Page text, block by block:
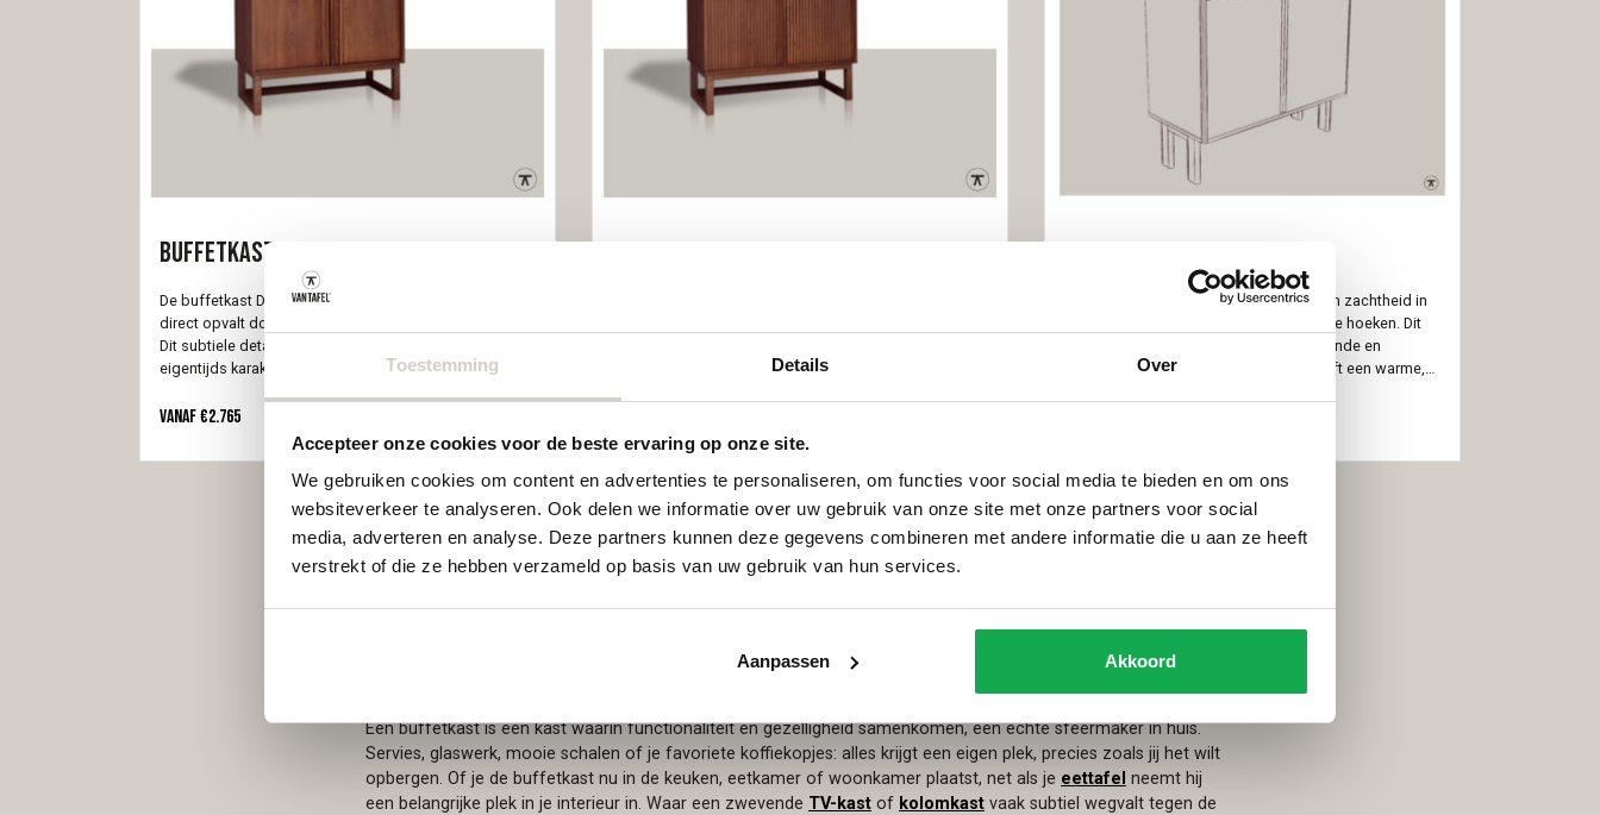
Toestemming Details Over
Accepteer onze cookies voor de beste ervaring op onze site.
We gebruiken cookies om content en advertenties te personaliseren, om functies voor social media te bieden en om ons
websiteverkeer te analyseren. Ook delen we informatie over uw gebruik van onze site met onze partners voor social
media, adverteren en analyse. Deze partners kunnen deze gegevens combineren met andere informatie die u aan ze heeft
verstrekt of die ze hebben verzameld op basis van uw gebruik van hun services.
Aanpassen Akkoord
Buffetkast Dudok
De buffetkast Dudok is een stijlvol meubelstuk dat
direct opvalt door het verfijnde lijnenspel in de fronten.
Dit subtiele detail geeft de kast extra diepte en een
eigentijds karakter. De buffetkast is uitgevoerd met vier
systeem, waardoor grepen overbodig zijn en het
ontwerp strak en modern blijft.
Let op! De hoogte die
wordt ingevuld is zonder onderstel. De hoogte van het
onderstel is 25cm. Bij de gekozen hoogte dient dus
25cm opgeteld te worden voor de daadwerkelijke hoogte
Vanaf€2.765
eiken of notenhout en is verkrijgbaar in verschillende
buffetkast hier samen.
Let op! De hoogte die wordt
ingevuld is zonder onderstel. De hoogte van het
onderstel is 25cm. Bij de gekozen hoogte dient dus
25cm opgeteld te worden voor de daadwerkelijke hoogte
De buffetkast Ronda brengt verfijning en zachtheid in
je interieur dankzij de subtiele afgeronde hoeken. Dit
tijdloze design sluit naadloos aan bij ronde en
organische vormen in je woning en geeft een warme,
25cm opgeteld te worden voor de daadwerkelijke hoogte
van de kast.
Jouw buffetkast op maat als sfeermaker
Een buffetkast is een kast waarin functionaliteit en gezelligheid samenkomen, een echte sfeermaker in huis.
Servies, glaswerk, mooie schalen of je favoriete koffiekopjes: alles krijgt een eigen plek, precies zoals jij het wilt
opbergen. Of je de buffetkast nu in de keuken, eetkamer of woonkamer plaatst, net als je eettafel neemt hij
een belangrijke plek in je interieur in. Waar een zwevende TV-kast of kolomkast vaak subtiel wegvalt tegen de